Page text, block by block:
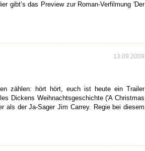
gibt’s das Preview zur Roman-Verfilmung 'Der
13.09.2009
zählen: hört hört, euch ist heute ein Trailer
Dickens Weihnachtsgeschichte ('A Christmas
als der Ja-Sager Jim Carrey. Regie bei diesem